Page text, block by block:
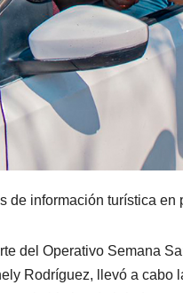
de información turística en
del Operativo Semana
Rodríguez, llevó a